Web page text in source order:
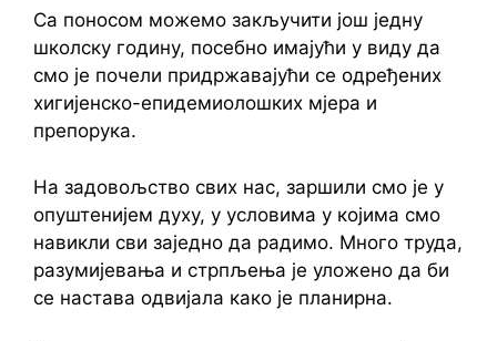
Са поносом можемо закључити још једну
школску годину, посебно имајући у виду да
смо је почели придржавајући се одређених
хигијенско-епидемиолошких мјера и
препорука.
На задовољство свих нас, заршили смо је у
опуштенијем духу, у условима у којима смо
навикли сви заједно да радимо. Много труда,
разумијевања и стрпљења је уложено да би
се настава одвијала како је планирна.